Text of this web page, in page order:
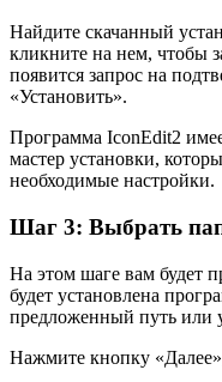
Найдите скачанный
кликните на нем, чтобы
появится запрос на
«Установить».
Программа IconEdit2
мастер установки,
необходимые настройки.
Шаг 3: Выбрать
На этом шаге вам будет
будет установлена
предложенный путь или
Нажмите кнопку